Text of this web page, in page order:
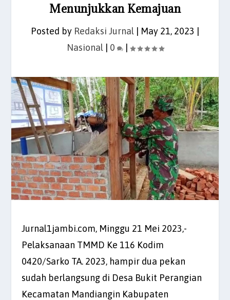
Menunjukkan Kemajuan
Posted by Redaksi Jurnal May 21, 2023
Nasional| 0 |
Jurnal1jambi.com, Minggu 21 Mei 2023,-
Pelaksanaan TMMD Ke 116 Kodim
0420/Sarko TA. 2023, hampir dua pekan
sudah berlangsung di Desa Bukit Perangian
Kecamatan Mandiangin Kabupaten